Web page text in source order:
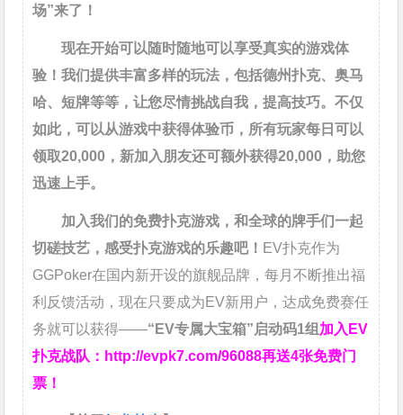
场”来了！
现在开始可以随时随地可以享受真实的游戏体
验！我们提供丰富多样的玩法，包括德州扑克、奥马
哈、短牌等等，让您尽情挑战自我，提高技巧。不仅
如此，可以从游戏中获得体验币，所有玩家每日可以
领取20,000，新加入朋友还可额外获得20,000，助您
迅速上手。
加入我们的免费扑克游戏，和全球的牌手们一起
切磋技艺，感受扑克游戏的乐趣吧！ EV扑克作为
GGPoker在国内新开设的旗舰品牌，每月不断推出福
利反馈活动，现在只要成为EV新用户，达成免费赛任
务就可以获得——“EV专属大宝箱”启动码1组 加入EV
扑克战队： http://evpk7.com/96088再送4张免费门
票！